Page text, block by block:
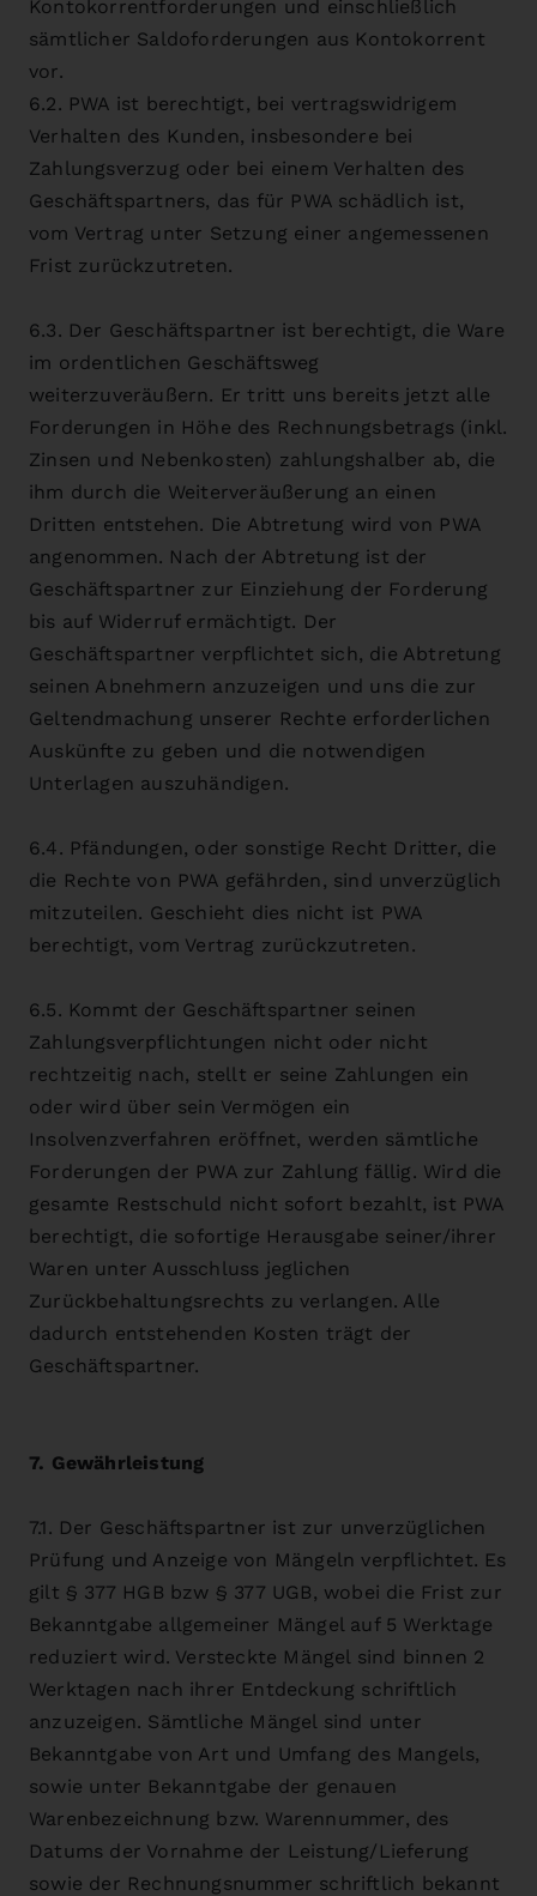
Kontokorrentforderungen und einschließlich
sämtlicher Saldoforderungen aus Kontokorrent
vor.
6.2. PWA ist berechtigt, bei vertragswidrigem
Verhalten des Kunden, insbesondere bei
Zahlungsverzug oder bei einem Verhalten des
Geschäftspartners, das für PWA schädlich ist,
vom Vertrag unter Setzung einer angemessenen
Frist zurückzutreten.
6.3. Der Geschäftspartner ist berechtigt, die Ware
im ordentlichen Geschäftsweg
weiterzuveräußern. Er tritt uns bereits jetzt alle
Forderungen in Höhe des Rechnungsbetrags (inkl.
Zinsen und Nebenkosten) zahlungshalber ab, die
ihm durch die Weiterveräußerung an einen
Dritten entstehen. Die Abtretung wird von PWA
angenommen. Nach der Abtretung ist der
Geschäftspartner zur Einziehung der Forderung
bis auf Widerruf ermächtigt. Der
Geschäftspartner verpflichtet sich, die Abtretung
seinen Abnehmern anzuzeigen und uns die zur
Geltendmachung unserer Rechte erforderlichen
Auskünfte zu geben und die notwendigen
Unterlagen auszuhändigen.
6.4. Pfändungen, oder sonstige Recht Dritter, die
die Rechte von PWA gefährden, sind unverzüglich
mitzuteilen. Geschieht dies nicht ist PWA
berechtigt, vom Vertrag zurückzutreten.
6.5. Kommt der Geschäftspartner seinen
Zahlungsverpflichtungen nicht oder nicht
rechtzeitig nach, stellt er seine Zahlungen ein
oder wird über sein Vermögen ein
Insolvenzverfahren eröffnet, werden sämtliche
Forderungen der PWA zur Zahlung fällig. Wird die
gesamte Restschuld nicht sofort bezahlt, ist PWA
berechtigt, die sofortige Herausgabe seiner/ihrer
Waren unter Ausschluss jeglichen
Zurückbehaltungsrechts zu verlangen. Alle
dadurch entstehenden Kosten trägt der
Geschäftspartner.
7. Gewährleistung
7.1. Der Geschäftspartner ist zur unverzüglichen
Prüfung und Anzeige von Mängeln verpflichtet. Es
gilt § 377 HGB bzw § 377 UGB, wobei die Frist zur
Bekanntgabe allgemeiner Mängel auf 5 Werktage
reduziert wird. Versteckte Mängel sind binnen 2
Werktagen nach ihrer Entdeckung schriftlich
anzuzeigen. Sämtliche Mängel sind unter
Bekanntgabe von Art und Umfang des Mangels,
sowie unter Bekanntgabe der genauen
Warenbezeichnung bzw. Warennummer, des
Datums der Vornahme der Leistung/Lieferung
sowie der Rechnungsnummer schriftlich bekannt